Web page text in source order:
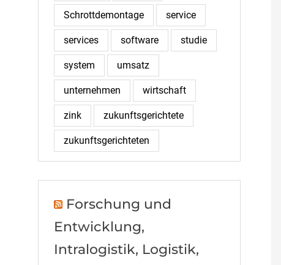
Schrottdemontage service
services software studie
system umsatz
unternehmen wirtschaft
zink zukunftsgerichtete
zukunftsgerichteten
Forschung und
Entwicklung,
Intralogistik, Logistik,